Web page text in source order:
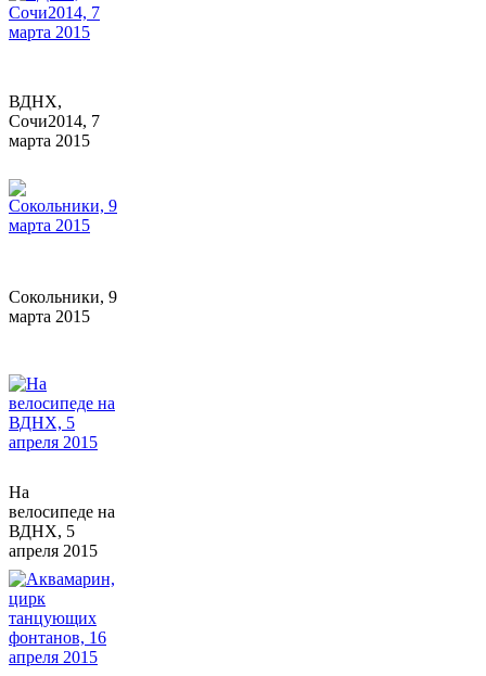
ВДНХ,
Сочи2014, 7
марта 2015
Сокольники, 9
марта 2015
На
велосипеде на
ВДНХ, 5
апреля 2015